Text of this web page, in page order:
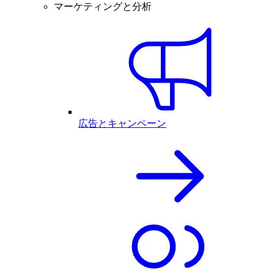
マーケティングと分析
広告とキャンペーン